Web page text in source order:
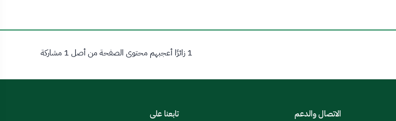
1 زائرًا أعجبهم محتوى الصفحة من أصل 1 مشاركة
الاتصال والدعم تابعنا على